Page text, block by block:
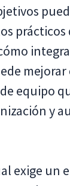
equipo
y
exige un